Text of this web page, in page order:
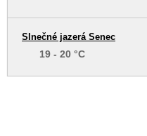
Slnečné jazerá Senec
19 - 20 °C